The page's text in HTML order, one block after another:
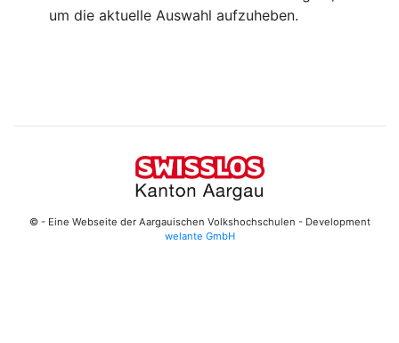
um die aktuelle Auswahl aufzuheben.
© - Eine Webseite der Aargauischen Volkshochschulen - Development
welante GmbH